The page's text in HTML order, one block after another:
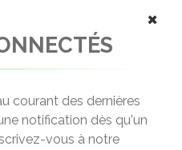
×
courant des dernières
notification dès qu'un
vous à notre